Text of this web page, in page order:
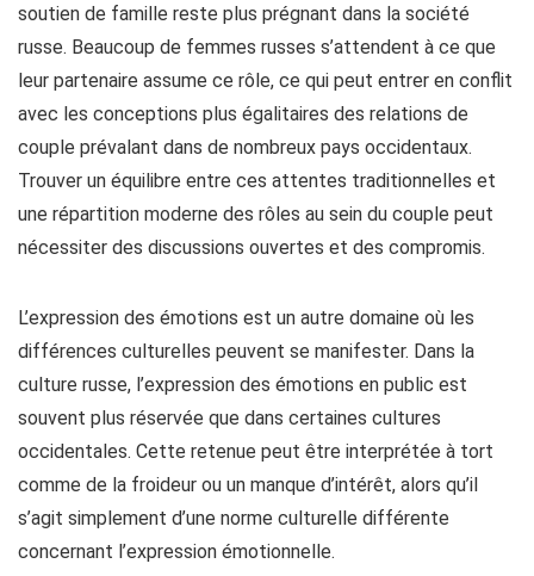
soutien de famille reste plus prégnant dans la société
russe. Beaucoup de femmes russes s’attendent à ce que
leur partenaire assume ce rôle, ce qui peut entrer en conflit
avec les conceptions plus égalitaires des relations de
couple prévalant dans de nombreux pays occidentaux.
Trouver un équilibre entre ces attentes traditionnelles et
une répartition moderne des rôles au sein du couple peut
nécessiter des discussions ouvertes et des compromis.
L’expression des émotions est un autre domaine où les
différences culturelles peuvent se manifester. Dans la
culture russe, l’expression des émotions en public est
souvent plus réservée que dans certaines cultures
occidentales. Cette retenue peut être interprétée à tort
comme de la froideur ou un manque d’intérêt, alors qu’il
s’agit simplement d’une norme culturelle différente
concernant l’expression émotionnelle.